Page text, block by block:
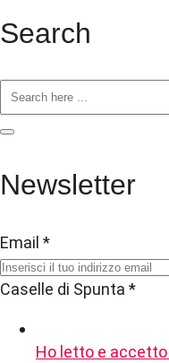
Search
Newsletter
Email *
Caselle di Spunta *
Ho letto e